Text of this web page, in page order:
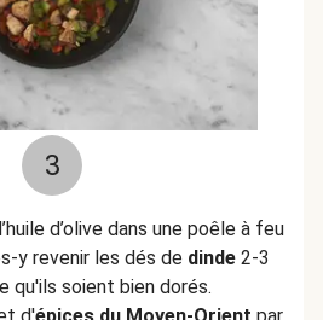
3
d’olive dans une poêle à feu
y revenir les dés de dinde 2-3
qu'ils soient bien dorés.